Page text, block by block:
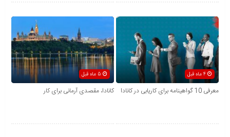
4 ماه قبل
معرفی 10 گواهینامه برای کاریابی در کانادا کانادا، مقصدی آرمانی برای کار